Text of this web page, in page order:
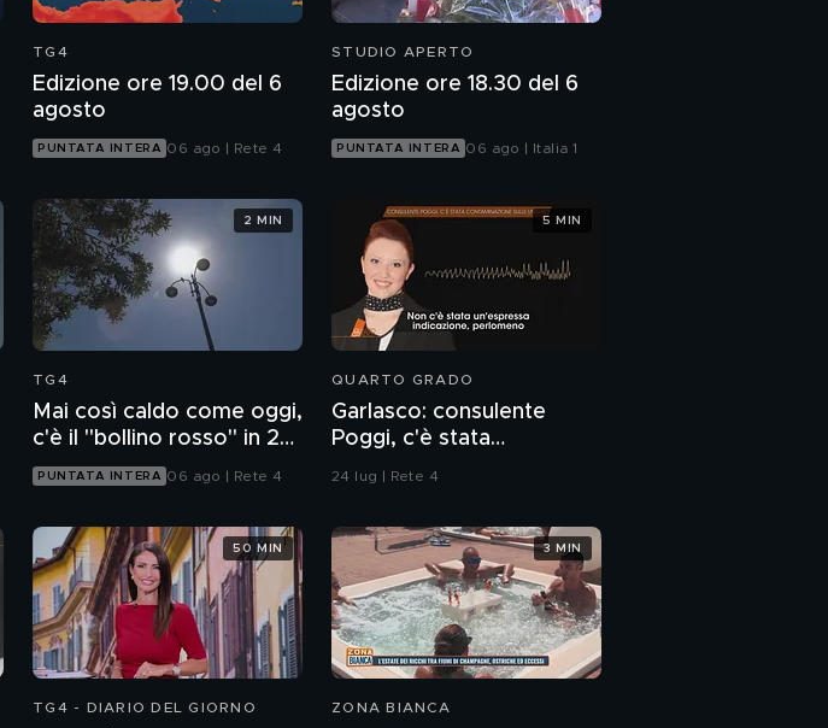
TG4
Edizione ore 19.00 del 6
agosto
PUNTATA INTERA 06 ago | Rete 4
STUDIO APERTO
Edizione ore 18.30 del 6
agosto
PUNTATA INTERA 06 ago | Italia 1
TG4
Mai così caldo come oggi,
c'è il "bollino rosso" in 27
città
PUNTATA INTERA 06 ago | Rete 4
2 MIN
QUARTO GRADO
Garlasco: consulente
Poggi, c'è stata
contaminazione sulle
24 lug | Rete 4
5 MIN
TG4 - DIARIO DEL GIORNO
50 MIN
ZONA BIANCA
3 MIN